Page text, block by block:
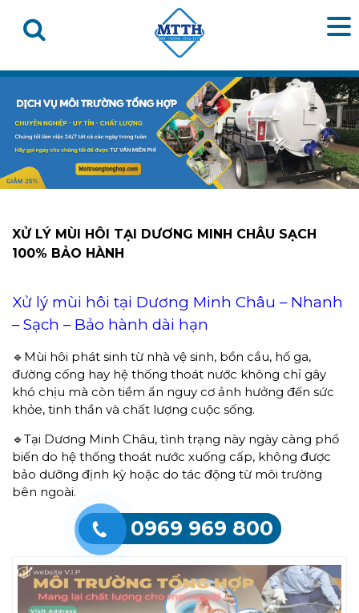
XỬ LÝ MÙI HÔI TẠI DƯƠNG MINH CHÂU SẠCH
100% BẢO HÀNH
Xử lý mùi hôi tại Dương Minh Châu – Nhanh
– Sạch – Bảo hành dài hạn
🔹Mùi hôi phát sinh từ nhà vệ sinh, bồn cầu, hố ga,
đường cống hay hệ thống thoát nước không chỉ gây
khó chịu mà còn tiềm ẩn nguy cơ ảnh hưởng đến sức
khỏe, tinh thần và chất lượng cuộc sống.
🔹Tại Dương Minh Châu, tình trạng này ngày càng phổ
biến do hệ thống thoát nước xuống cấp, không được
bảo dưỡng định kỳ hoặc do tác động từ môi trường
bên ngoài.
0969 969 800